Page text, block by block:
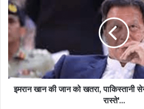
इमरान खान की जान को खतरा, पाकिस्तानी
रास्ते'...